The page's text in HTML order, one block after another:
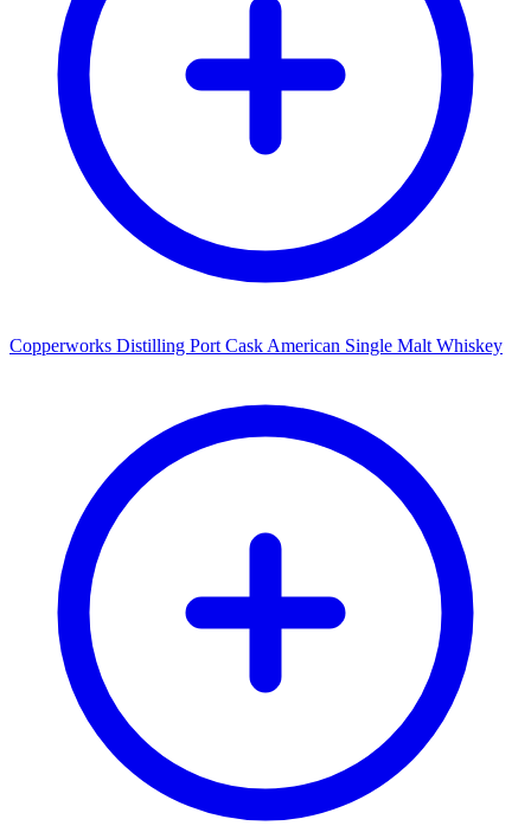
Copperworks Distilling Port Cask American Single Malt Whiskey